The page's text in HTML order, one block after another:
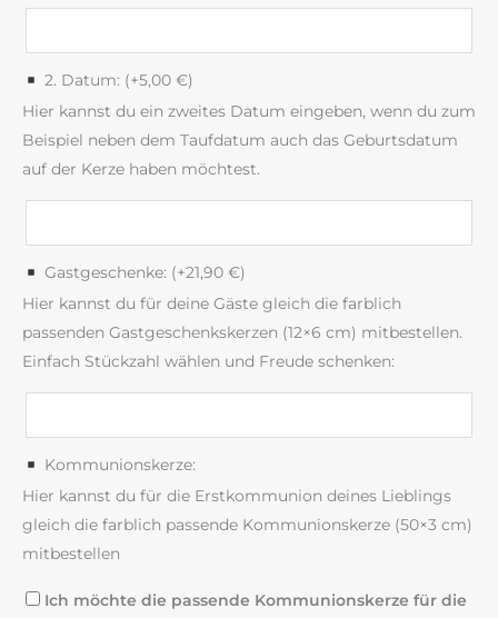
2. Datum: (+5,00 €)
Hier kannst du ein zweites Datum eingeben, wenn du zum
Beispiel neben dem Taufdatum auch das Geburtsdatum
auf der Kerze haben möchtest.
Gastgeschenke: (+21,90 €)
Hier kannst du für deine Gäste gleich die farblich
passenden Gastgeschenkskerzen (12×6 cm) mitbestellen.
Einfach Stückzahl wählen und Freude schenken:
Kommunionskerze:
Hier kannst du für die Erstkommunion deines Lieblings
gleich die farblich passende Kommunionskerze (50×3 cm)
mitbestellen
Ich möchte die passende Kommunionskerze für die